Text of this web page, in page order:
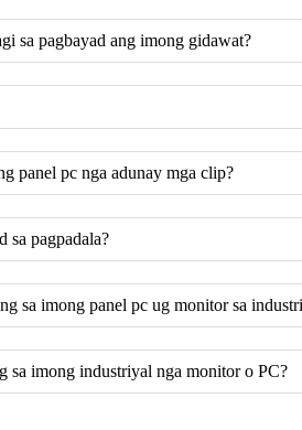
sa pagbayad ang imong gidawat?
panel pc nga adunay mga clip?
sa pagpadala?
sa imong panel pc ug monitor sa
sa imong industriyal nga monitor o PC?